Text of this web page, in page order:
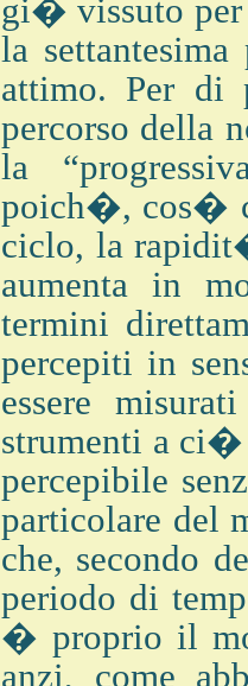
gi� vissuto per
la
attimo. Per di
percorso della
la
poich�, cos�
ciclo, la
aumenta in
termini
percepiti in
essere
strumenti a ci�
percepibile
particolare del
che, secondo
periodo di
� proprio il
anzi, come